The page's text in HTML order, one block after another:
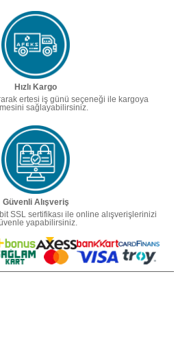
Hızlı Kargo
ertesi iş günü seçeneği ile kargoya
sağlayabilirsiniz.
Güvenli Alışveriş
SSL sertifikası ile online alışverişlerinizi
yapabilirsiniz.